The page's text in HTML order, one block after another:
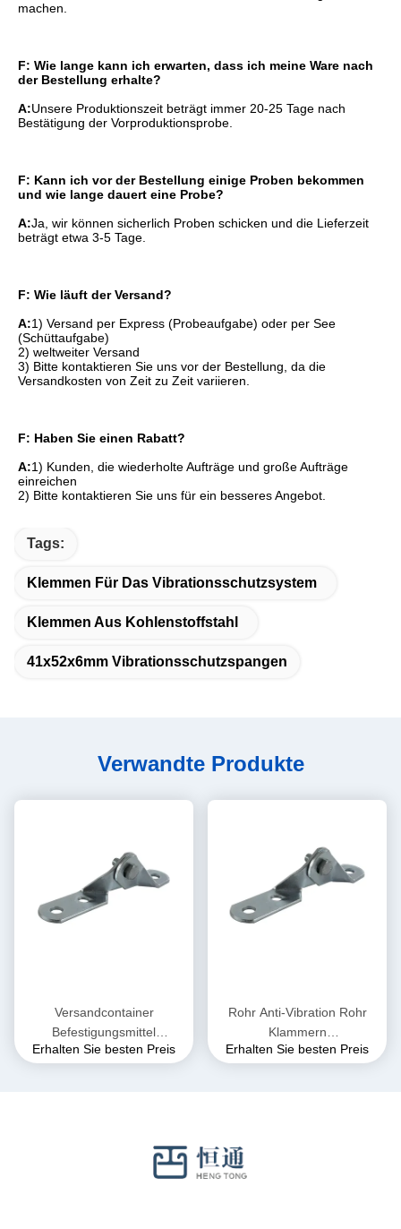
machen.
F: Wie lange kann ich erwarten, dass ich meine Ware nach
der Bestellung erhalte?
A:Unsere Produktionszeit beträgt immer 20-25 Tage nach
Bestätigung der Vorproduktionsprobe.
F: Kann ich vor der Bestellung einige Proben bekommen
und wie lange dauert eine Probe?
A:Ja, wir können sicherlich Proben schicken und die Lieferzeit
beträgt etwa 3-5 Tage.
F: Wie läuft der Versand?
A:1) Versand per Express (Probeaufgabe) oder per See
(Schüttaufgabe)
2) weltweiter Versand
3) Bitte kontaktieren Sie uns vor der Bestellung, da die
Versandkosten von Zeit zu Zeit variieren.
F: Haben Sie einen Rabatt?
A:1) Kunden, die wiederholte Aufträge und große Aufträge
einreichen
2) Bitte kontaktieren Sie uns für ein besseres Angebot.
Tags:
Klemmen Für Das Vibrationsschutzsystem
Klemmen Aus Kohlenstoffstahl
41x52x6mm Vibrationsschutzspangen
Verwandte Produkte
Versandcontainer
Befestigungsmittel
Kohlenstoffstahl Klammer
Erhalten Sie besten Preis
Rohr Anti-Vibration Rohr
Klammern
Befestigungsmittel Klemmen
Erhalten Sie besten Preis